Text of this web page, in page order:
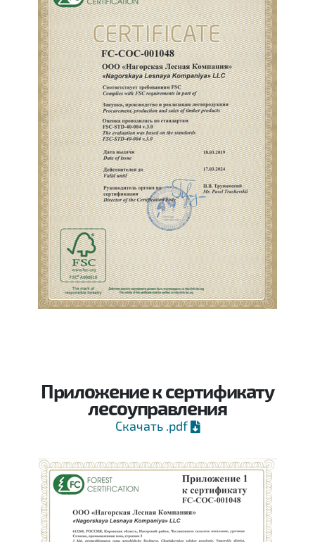
Приложение к сертификату
лесоуправления
Скачать .pdf